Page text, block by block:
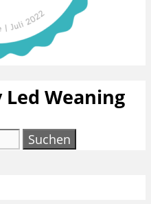
Weaning